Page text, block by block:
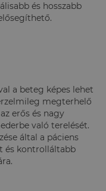
és hosszabb
a beteg képes lehet
megterhelő
erős és nagy
való terelését.
által a páciens
és kontrolláltabb